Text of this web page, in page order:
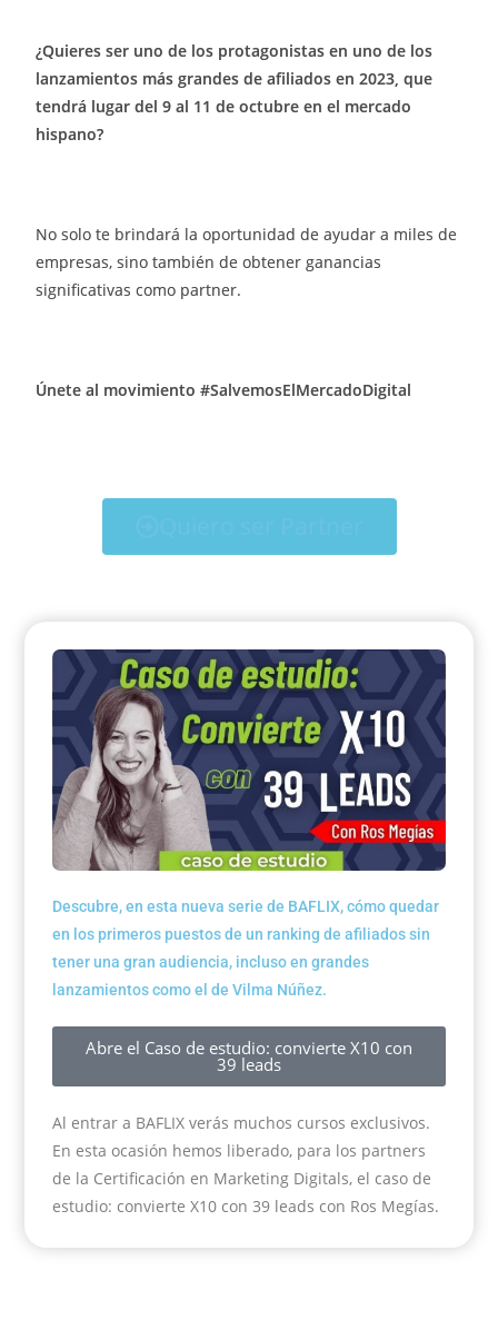
¿Quieres ser uno de los protagonistas en uno de los
lanzamientos más grandes de afiliados en 2023, que
tendrá lugar del 9 al 11 de octubre en el mercado
hispano?
No solo te brindará la oportunidad de ayudar a miles de
empresas, sino también de obtener ganancias
significativas como partner.
Únete al movimiento #SalvemosElMercadoDigital
Descubre, en esta nueva serie de BAFLIX, cómo quedar
en los primeros puestos de un ranking de afiliados sin
tener una gran audiencia, incluso en grandes
lanzamientos como el de Vilma Núñez.
Abre el Caso de estudio: convierte X10 con
39 leads
Al entrar a BAFLIX verás muchos cursos exclusivos.
En esta ocasión hemos liberado, para los partners
de la Certificación en Marketing Digitals, el caso de
estudio: convierte X10 con 39 leads con Ros Megías.